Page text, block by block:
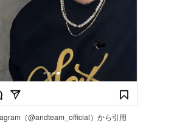
（@andteam_official）から引用